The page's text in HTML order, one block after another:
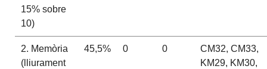
15% sobre
10)
2. Memòria
(lliurament
45,5% 0 0
CM32, CM33,
KM29, KM30,